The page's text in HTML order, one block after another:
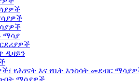
ማሳያ
ዲዛይን
የሕፃናት እና የቤት እንስሳት መደብር
ማሳያዎች